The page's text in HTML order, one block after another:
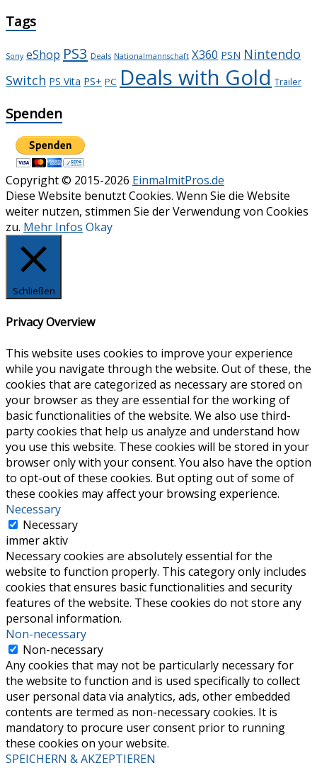
Tags
Sony eShop PS3 Deals Nationalmannschaft X360 PSN Nintendo
Switch PS Vita PS+ PC Deals with Gold Trailer
Spenden
Copyright © 2015-2026 EinmalmitPros.de
Diese Website benutzt Cookies. Wenn Sie die Website
weiter nutzen, stimmen Sie der Verwendung von Cookies
zu. Mehr Infos Okay
Schließen
Privacy Overview
This website uses cookies to improve your experience
while you navigate through the website. Out of these, the
cookies that are categorized as necessary are stored on
your browser as they are essential for the working of
basic functionalities of the website. We also use third-
party cookies that help us analyze and understand how
you use this website. These cookies will be stored in your
browser only with your consent. You also have the option
to opt-out of these cookies. But opting out of some of
these cookies may affect your browsing experience.
Necessary
Necessary
immer aktiv
Necessary cookies are absolutely essential for the
website to function properly. This category only includes
cookies that ensures basic functionalities and security
features of the website. These cookies do not store any
personal information.
Non-necessary
Non-necessary
Any cookies that may not be particularly necessary for
the website to function and is used specifically to collect
user personal data via analytics, ads, other embedded
contents are termed as non-necessary cookies. It is
mandatory to procure user consent prior to running
these cookies on your website.
SPEICHERN & AKZEPTIEREN